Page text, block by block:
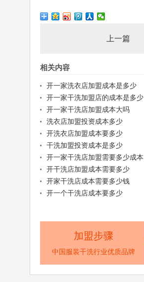
上一篇
相关内容
开一家洗衣店加盟成本是多少
开一家干洗加盟店的成本是多少
开一家干洗店加盟成本大吗
洗衣店加盟投资成本多少
开洗衣店加盟成本要多少
干洗加盟投资成本是多少
开一家干洗店加盟需要多少成本
开干洗店加盟成本需要多少
开家干洗店成本需要多少钱
开一个干洗店成本要多少
加盟步骤
中国服装干洗行业优质品牌